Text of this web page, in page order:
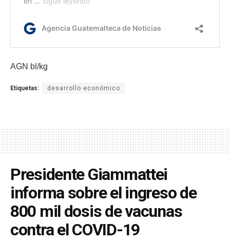
AGN bl/kg
Etiquetas: desarrollo económico
Presidente Giammattei
informa sobre el ingreso de
800 mil dosis de vacunas
contra el COVID-19